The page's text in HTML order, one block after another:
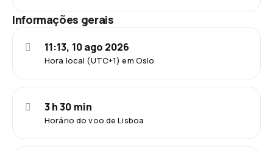
Informações gerais
Hora local (UTC+1) em Oslo
11:13, 10 ago 2026
Horário do voo de Lisboa
3 h 30 min